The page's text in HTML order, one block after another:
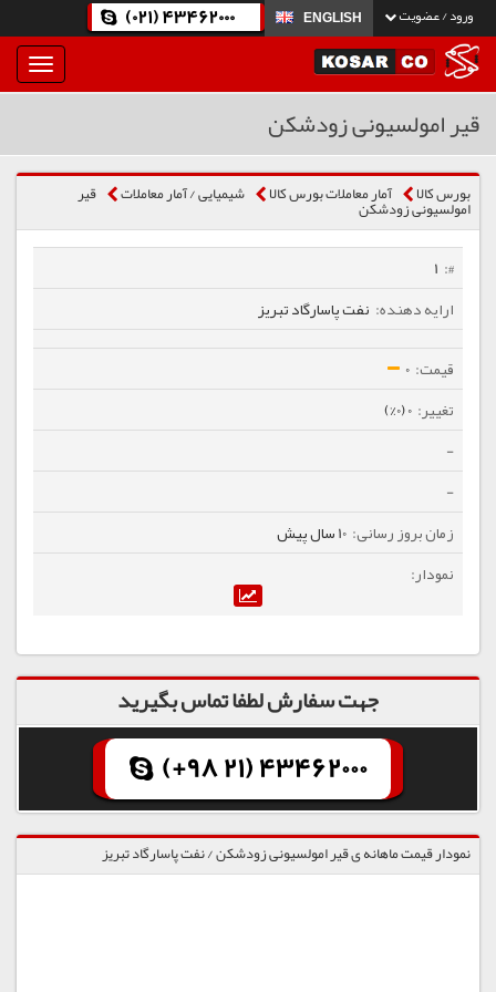
ورود / عضویت ENGLISH
(021) 43462000
بار
و
قیر امولسیونی زودشکن
بورس کالا آمار معاملات بورس کالا شیمیایی / آمار معاملات قیر
امولسیونی زودشکن
1
نفت پاسارگاد تبریز
0
0 (0%)
-
-
10 سال پیش
جهت سفارش لطفا تماس بگیرید
(+98 21) 43462000
نمودار قیمت ماهانه ی قیر امولسیونی زودشکن / نفت پاسارگاد تبریز